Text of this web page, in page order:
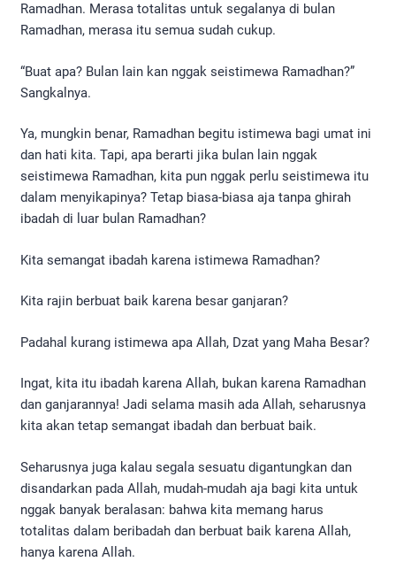
Ramadhan. Merasa totalitas untuk segalanya di bulan
Ramadhan, merasa itu semua sudah cukup.
“Buat apa? Bulan lain kan nggak seistimewa Ramadhan?”
Sangkalnya.
Ya, mungkin benar, Ramadhan begitu istimewa bagi umat ini
dan hati kita. Tapi, apa berarti jika bulan lain nggak
seistimewa Ramadhan, kita pun nggak perlu seistimewa itu
dalam menyikapinya? Tetap biasa-biasa aja tanpa ghirah
ibadah di luar bulan Ramadhan?
Kita semangat ibadah karena istimewa Ramadhan?
Kita rajin berbuat baik karena besar ganjaran?
Padahal kurang istimewa apa Allah, Dzat yang Maha Besar?
Ingat, kita itu ibadah karena Allah, bukan karena Ramadhan
dan ganjarannya! Jadi selama masih ada Allah, seharusnya
kita akan tetap semangat ibadah dan berbuat baik.
Seharusnya juga kalau segala sesuatu digantungkan dan
disandarkan pada Allah, mudah-mudah aja bagi kita untuk
nggak banyak beralasan: bahwa kita memang harus
totalitas dalam beribadah dan berbuat baik karena Allah,
hanya karena Allah.